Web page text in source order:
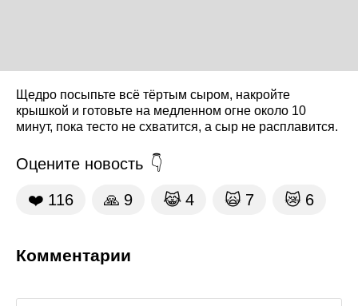
Щедро посыпьте всё тёртым сыром, накройте
крышкой и готовьте на медленном огне около 10
минут, пока тесто не схватится, а сыр не расплавится.
Оцените новость
❤️ 116 🙏 9 😹 4 🙀 7 😿 6
Комментарии